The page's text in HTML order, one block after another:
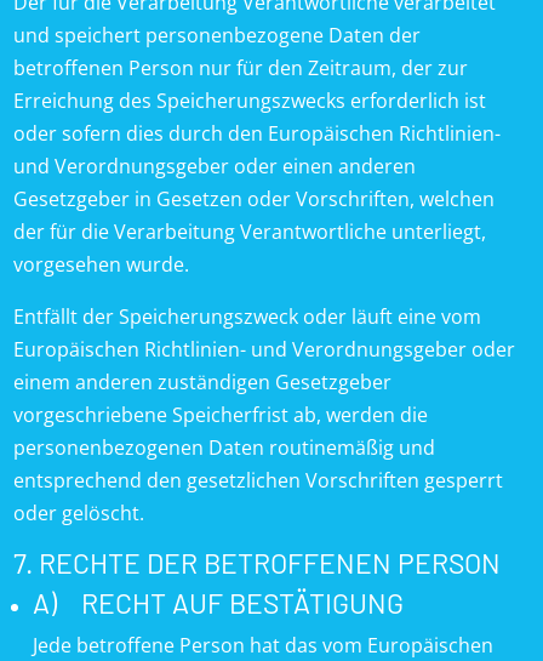
und speichert personenbezogene Daten der
betroffenen Person nur für den Zeitraum, der zur
Erreichung des Speicherungszwecks erforderlich ist
oder sofern dies durch den Europäischen Richtlinien-
und Verordnungsgeber oder einen anderen
Gesetzgeber in Gesetzen oder Vorschriften, welchen
der für die Verarbeitung Verantwortliche unterliegt,
vorgesehen wurde.
Entfällt der Speicherungszweck oder läuft eine vom
Europäischen Richtlinien- und Verordnungsgeber oder
einem anderen zuständigen Gesetzgeber
vorgeschriebene Speicherfrist ab, werden die
personenbezogenen Daten routinemäßig und
entsprechend den gesetzlichen Vorschriften gesperrt
oder gelöscht.
7. RECHTE DER BETROFFENEN PERSON
A) RECHT AUF BESTÄTIGUNG
Jede betroffene Person hat das vom Europäischen